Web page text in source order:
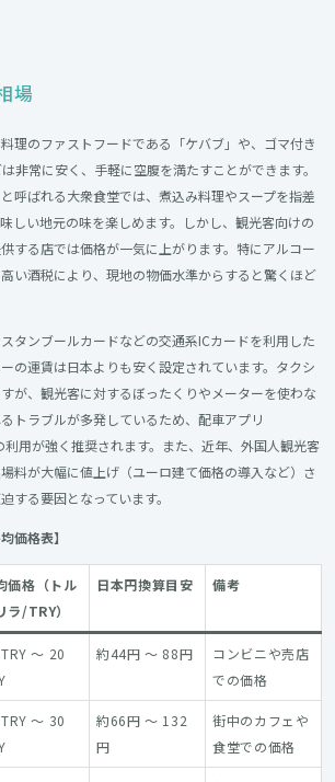
場
理のファストフードである「ケバブ」や、ゴマ付き
非常に安く、手軽に空腹を満たすことができます。
呼ばれる大衆食堂では、煮込み料理やスープを指差
しい地元の味を楽しめます。しかし、観光客向けの
する店では価格が一気に上がります。特にアルコー
い酒税により、現地の物価水準からすると驚くほど
タンブールカードなどの交通系ICカードを利用した
の運賃は日本よりも安く設定されています。タクシ
が、観光客に対するぼったくりやメーターを使わな
トラブルが多発しているため、配車アプリ
利用が強く推奨されます。また、近年、外国人観光客
料が大幅に値上げ（ユーロ建て価格の導入など）さ
する要因となっています。
価格表】
価格（トル
ラ/TRY）
日本円換算目安 備考
～ 20
約44円 ～ 88円
コンビニや売店
での価格
～ 30
約66円 ～ 132
円
街中のカフェや
食堂での価格